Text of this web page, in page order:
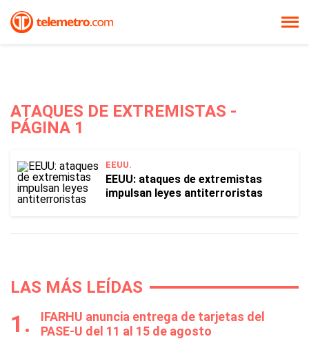
ATAQUES DE EXTREMISTAS -
PÁGINA 1
EEUU.
EEUU: ataques de extremistas
impulsan leyes antiterroristas
LAS MÁS LEÍDAS
IFARHU anuncia entrega de tarjetas del
PASE-U del 11 al 15 de agosto